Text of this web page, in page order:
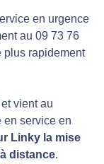
en urgence
au 09 73 76
plus rapidement
vient au
en service en
Linky la mise
distance.